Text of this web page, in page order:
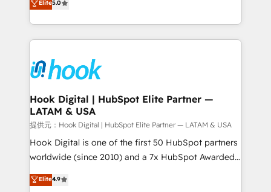
HubSpot partners 🔄 Top 5% globally in client
retention 📅 8+ years of consistent results since 2017
move beyond spreadsheets into unified systems
that drive real business results.
tailored solutions that drive results by leveraging
HubSpot’s platform and data to fuel success.
Technical Solutions: - HubSpot Technical Consulting -
Onboarding - Data Migration & Integrations -
Technical Audit & Optimization Strategic Solutions: -
Revenue Operations - Inbound Marketing -
Outbound Marketing - HubSpot CMS Website
Design & Development We empower our clients to
reach their full potential by providing transparent,
relationship-driven support. With over 300 HubSpot
technical know-how and strategic guidance you
Elite5.0
Hook Digital | HubSpot Elite Partner —
LATAM & USA
提供元：Hook Digital | HubSpot Elite Partner — LATAM & USA
Hook Digital is one of the first 50 HubSpot partners
worldwide (since 2010) and a 7x HubSpot Awarded
Elite Partner. With 500+ projects across the U.S.,
Brazil, and LATAM, we combine global expertise with
Elite4.9